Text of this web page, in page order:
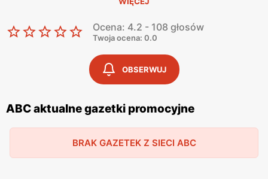
szerokiego asortymentu, który zaspokaja potrzeby całej
rodziny. Dzięki przyjaznej obsłudze i lokalnym sklepom,
ABC stało się ulubionym miejscem zakupów dla wielu
regularnie publikuje
, w których prezentowane są najlepsze oferty
oraz nowości produktowe.Gazetkite ukazują się kilka razy
w miesiącu, umożliwiając klientom śledzenie najnowszych
okazji i planowanie zakupów z wyprzedzeniem. Dostępne
wersji online na stronie internetowej sieci. Jednym z
Ocena: 4.2 - 108 głosów
Twoja ocena: 0.0
OBSERWUJ
ABC aktualne gazetki promocyjne
BRAK GAZETEK Z SIECI ABC